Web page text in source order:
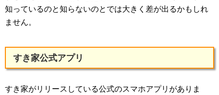
知っているのと知らないのとでは大きく差が出るかもしれ
ません。
すき家公式アプリ
すき家がリリースしている公式のスマホアプリがありま